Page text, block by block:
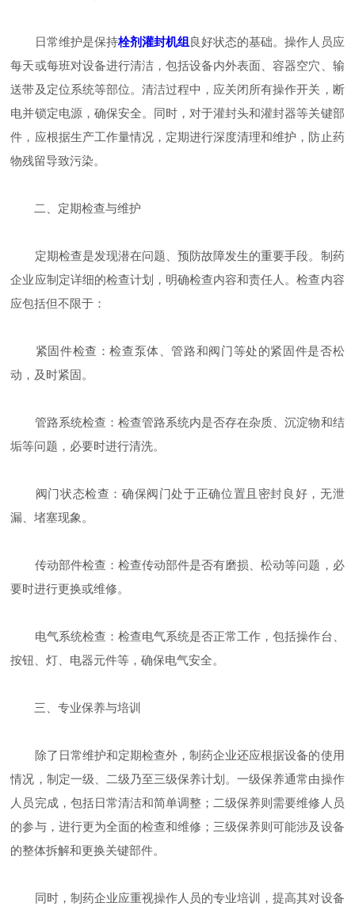
日常维护是保持栓剂灌封机组 良好状态的基础。操作人员应
每天或每班对设备进行清洁，包括设备内外表面、容器空穴、输
送带及定位系统等部位。清洁过程中，应关闭所有操作开关，断
电并锁定电源，确保安全。同时，对于灌封头和灌封器等关键部
件，应根据生产工作量情况，定期进行深度清理和维护，防止药
物残留导致污染。
二、定期检查与维护
定期检查是发现潜在问题、预防故障发生的重要手段。制药
企业应制定详细的检查计划，明确检查内容和责任人。检查内容
应包括但不限于：
紧固件检查：检查泵体、管路和阀门等处的紧固件是否松
动，及时紧固。
管路系统检查：检查管路系统内是否存在杂质、沉淀物和结
垢等问题，必要时进行清洗。
阀门状态检查：确保阀门处于正确位置且密封良好，无泄
漏、堵塞现象。
传动部件检查：检查传动部件是否有磨损、松动等问题，必
要时进行更换或维修。
电气系统检查：检查电气系统是否正常工作，包括操作台、
按钮、灯、电器元件等，确保电气安全。
三、专业保养与培训
除了日常维护和定期检查外，制药企业还应根据设备的使用
情况，制定一级、二级乃至三级保养计划。一级保养通常由操作
人员完成，包括日常清洁和简单调整；二级保养则需要维修人员
的参与，进行更为全面的检查和维修；三级保养则可能涉及设备
的整体拆解和更换关键部件。
同时，制药企业应重视操作人员的专业培训，提高其对设备